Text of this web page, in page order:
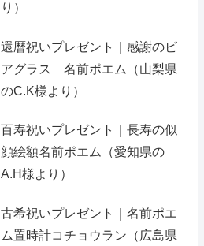
り）
還暦祝いプレゼント｜感謝のビ
アグラス 名前ポエム（山梨県
のC.K様より）
百寿祝いプレゼント｜長寿の似
顔絵額名前ポエム（愛知県の
A.H様より ）
古希祝いプレゼント｜名前ポエ
ム置時計コチョウラン（広島県